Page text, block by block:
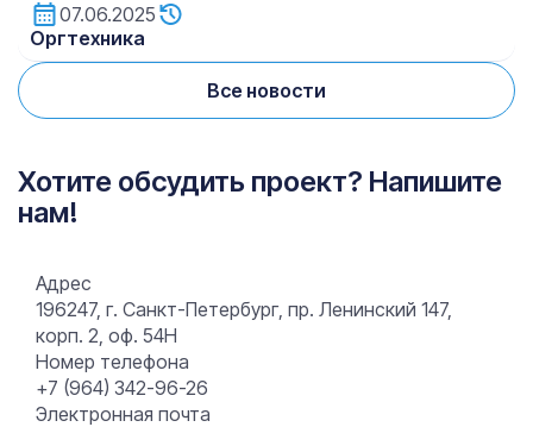
07.06.2025
Oргтехника
Все новости
Хотите обсудить проект? Напишите
нам!
Адрес
196247, г. Санкт-Петербург, пр. Ленинский 147,
корп. 2, оф. 54Н
Номер телефона
+7 (964) 342-96-26
Электронная почта